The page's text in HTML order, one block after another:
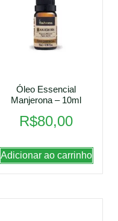
Óleo Essencial
Manjerona – 10ml
R$80,00
Adicionar ao carrinho